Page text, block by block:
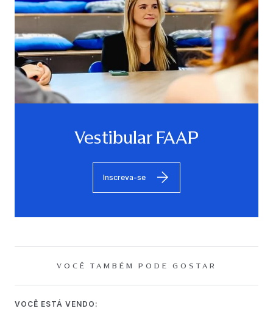
Vestibular FAAP
Inscreva-se
VOCÊ TAMBÉM PODE GOSTAR
VOCÊ ESTÁ VENDO: